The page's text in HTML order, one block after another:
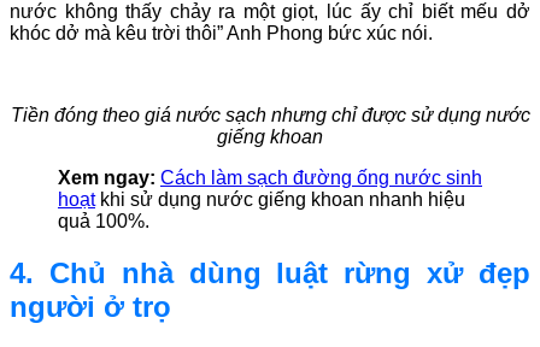
nước không thấy chảy ra một giọt, lúc ấy chỉ biết mếu dở
khóc dở mà kêu trời thôi” Anh Phong bức xúc nói.
Tiền đóng theo giá nước sạch nhưng chỉ được sử dụng nước
giếng khoan
Xem ngay: Cách làm sạch đường ống nước sinh
hoạtkhi sử dụng nước giếng khoan nhanh hiệu
quả 100%.
4. Chủ nhà dùng luật rừng xử đẹp
người ở trọ